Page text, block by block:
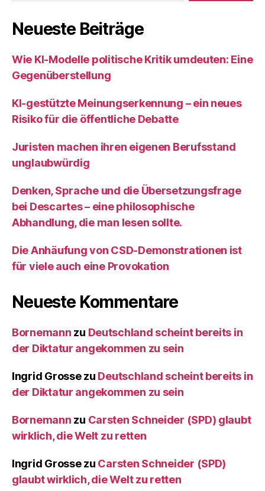
Neueste Beiträge
Wie KI‑Modelle politische Kritik umdeuten: Eine
Gegenüberstellung
KI‑gestützte Meinungserkennung – ein neues
Risiko für die öffentliche Debatte
Juristen machen ihren eigenen Berufsstand
unglaubwürdig
Denken, Sprache und die Übersetzungsfrage
bei Descartes – eine philosophische
Abhandlung, die man lesen sollte.
Die Anhäufung von CSD-Demonstrationen ist
für viele auch eine Provokation
Neueste Kommentare
Bornemann zu Deutschland scheint bereits in
der Diktatur angekommen zu sein
Ingrid Grossezu Deutschland scheint bereits in
der Diktatur angekommen zu sein
Bornemann zu Carsten Schneider (SPD) glaubt
wirklich, die Welt zu retten
Ingrid Grossezu Carsten Schneider (SPD)
glaubt wirklich, die Welt zu retten